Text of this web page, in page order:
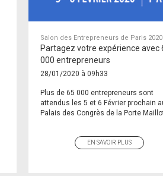
Salon des Entrepreneurs de Paris 2020
Partagez votre expérience avec
000 entrepreneurs
28/01/2020 à 09h33
Plus de 65 000 entrepreneurs sont
attendus les 5 et 6 Février prochain
Palais des Congrès de la Porte
EN SAVOIR PLUS